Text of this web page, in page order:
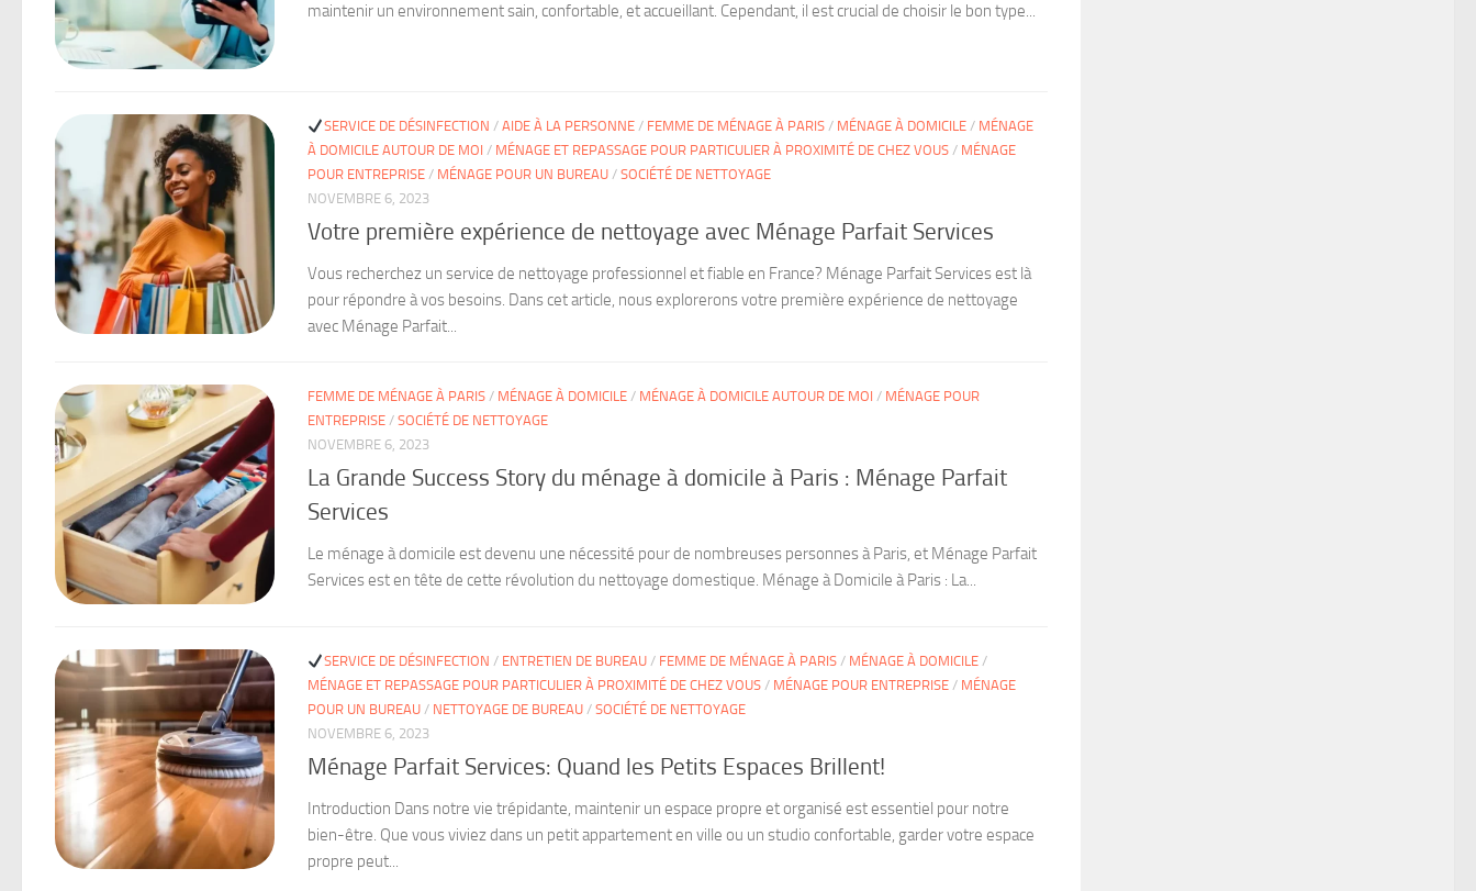
maintenir un environnement sain, confortable, et accueillant. Cependant, il est crucial de choisir le bon type...
SERVICE DE DÉSINFECTION / AIDE À LA PERSONNE/ FEMME DE MÉNAGE À PARIS/ MÉNAGE À DOMICILE/ MÉNAGE
À DOMICILE AUTOUR DE MOI / MÉNAGE ET REPASSAGE POUR PARTICULIER À PROXIMITÉ DE CHEZ VOUS / MÉNAGE
POUR ENTREPRISE / MÉNAGE POUR UN BUREAU / SOCIÉTÉ DE NETTOYAGE
NOVEMBRE 6, 2023
Votre première expérience de nettoyage avec Ménage Parfait Services
Vous recherchez un service de nettoyage professionnel et fiable en France? Ménage Parfait Services est là
pour répondre à vos besoins. Dans cet article, nous explorerons votre première expérience de nettoyage
avec Ménage Parfait...
FEMME DE MÉNAGE À PARIS / MÉNAGE À DOMICILE / MÉNAGE À DOMICILE AUTOUR DE MOI / MÉNAGE POUR
ENTREPRISE / SOCIÉTÉ DE NETTOYAGE
NOVEMBRE 6, 2023
La Grande Success Story du ménage à domicile à Paris : Ménage Parfait
Services
Le ménage à domicile est devenu une nécessité pour de nombreuses personnes à Paris, et Ménage Parfait
Services est en tête de cette révolution du nettoyage domestique. Ménage à Domicile à Paris : La...
SERVICE DE DÉSINFECTION / ENTRETIEN DE BUREAU/ FEMME DE MÉNAGE À PARIS/ MÉNAGE À DOMICILE/
MÉNAGE ET REPASSAGE POUR PARTICULIER À PROXIMITÉ DE CHEZ VOUS / MÉNAGE POUR ENTREPRISE / MÉNAGE
POUR UN BUREAU / NETTOYAGE DE BUREAU / SOCIÉTÉ DE NETTOYAGE
NOVEMBRE 6, 2023
Ménage Parfait Services: Quand les Petits Espaces Brillent!
Introduction Dans notre vie trépidante, maintenir un espace propre et organisé est essentiel pour notre
bien-être. Que vous viviez dans un petit appartement en ville ou un studio confortable, garder votre espace
propre peut...